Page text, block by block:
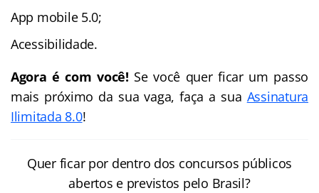
App mobile 5.0;
Acessibilidade.
Agora é com você! Se você quer ficar um passo
mais próximo da sua vaga, faça a sua Assinatura
Ilimitada 8.0!
Quer ficar por dentro dos concursos públicos
abertos e previstos pelo Brasil?